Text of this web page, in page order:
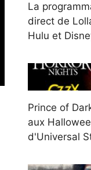
La
direct de
Hulu et
Prince of
aux
d'Universal